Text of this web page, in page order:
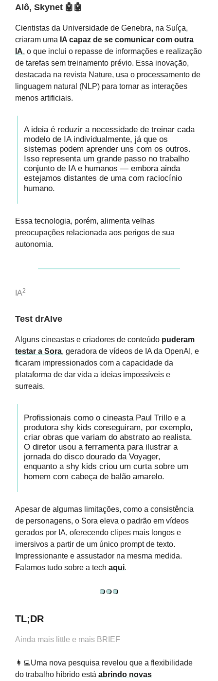
Alô, Skynet 🤖🤖
Cientistas da Universidade de Genebra, na Suíça,
criaram uma IA capaz de se comunicar com outra
IA, o que inclui o repasse de informações e realização
de tarefas sem treinamento prévio. Essa inovação,
destacada na revista Nature, usa o processamento de
linguagem natural (NLP) para tornar as interações
menos artificiais.
A ideia é reduzir a necessidade de treinar cada
modelo de IA individualmente, já que os
sistemas podem aprender uns com os outros.
Isso representa um grande passo no trabalho
conjunto de IA e humanos — embora ainda
estejamos distantes de uma com raciocínio
humano.
Essa tecnologia, porém, alimenta velhas
preocupações relacionada aos perigos de sua
autonomia.
IA2
Test drAIve
Alguns cineastas e criadores de conteúdo puderam
testar a Sora, geradora de vídeos de IA da OpenAI, e
ficaram impressionados com a capacidade da
plataforma de dar vida a ideias impossíveis e
surreais.
Profissionais como o cineasta Paul Trillo e a
produtora shy kids conseguiram, por exemplo,
criar obras que variam do abstrato ao realista.
O diretor usou a ferramenta para ilustrar a
jornada do disco dourado da Voyager,
enquanto a shy kids criou um curta sobre um
homem com cabeça de balão amarelo.
Apesar de algumas limitações, como a consistência
de personagens, o Sora eleva o padrão em vídeos
gerados por IA, oferecendo clipes mais longos e
imersivos a partir de um único prompt de texto.
Impressionante e assustador na mesma medida.
Falamos tudo sobre a tech aqui.
TL;DR
Ainda mais little e mais BRIEF
👩‍💻Uma nova pesquisa revelou que a flexibilidade
do trabalho híbrido está abrindo novas